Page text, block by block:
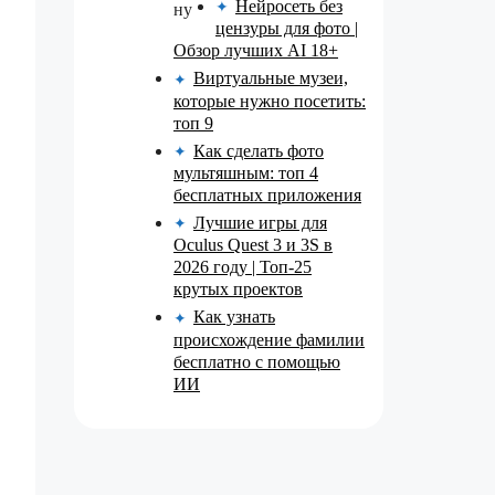
✦ Нейросеть без
цензуры для фото |
Обзор лучших AI 18+
✦ Виртуальные музеи,
которые нужно посетить:
топ 9
✦ Как сделать фото
мультяшным: топ 4
бесплатных приложения
✦ Лучшие игры для
Oculus Quest 3 и 3S в
2026 году | Топ-25
крутых проектов
✦ Как узнать
происхождение фамилии
бесплатно с помощью
ИИ